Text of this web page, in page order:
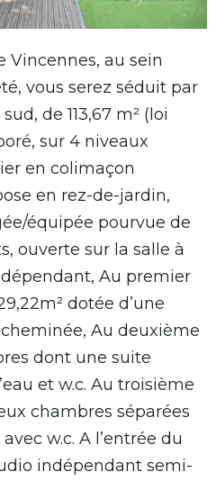
Vincennes, au sein
vous serez séduit par
de 113,67 m² (loi
sur 4 niveaux
en colimaçon
en rez-de-jardin,
équipée pourvue de
ouverte sur la salle à
Au premier
dotée d’une
Au deuxième
dont une suite
et w.c. Au troisième
chambres séparées
w.c. A l’entrée du
indépendant semi-